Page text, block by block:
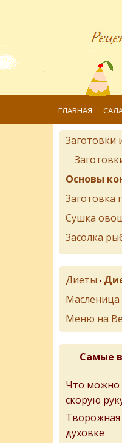
ГЛАВНАЯ
Заготовки
Основы
Заготовка
Сушка
Засолка
Диеты •
Масленица
Меню на
Самые
Что можно
скорую
Творожная
духовке